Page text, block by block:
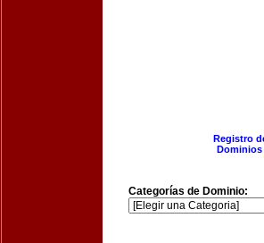
Registro
Dominios
Categorías de Dominio: